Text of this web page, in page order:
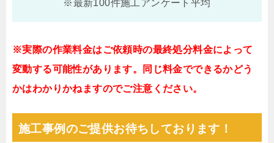
※最新100件施工アンケート平均
※実際の作業料金はご依頼時の最終処分料金によって
変動する可能性があります。同じ料金でできるかどう
かはわかりかねますのでご注意ください。
施工事例のご提供お待ちしております！